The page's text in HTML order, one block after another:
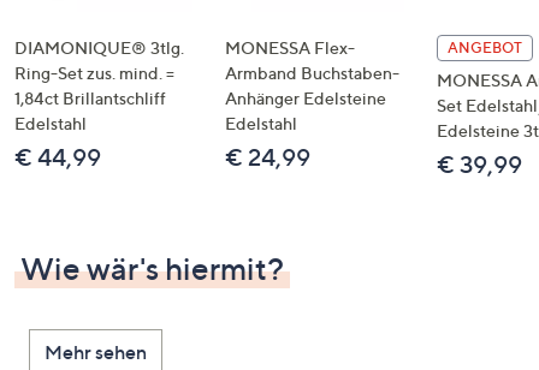
DIAMONIQUE® 3tlg.
Ring-Set zus. mind. =
1,84ct Brillantschliff
Edelstahl
€ 44,99
MONESSA Flex-
Armband Buchstaben-
Anhänger Edelsteine
Edelstahl
€ 24,99
ANGEBOT
MONESSA
Set
Edelsteine
€ 39,99
Wie wär's hiermit?
Mehr sehen